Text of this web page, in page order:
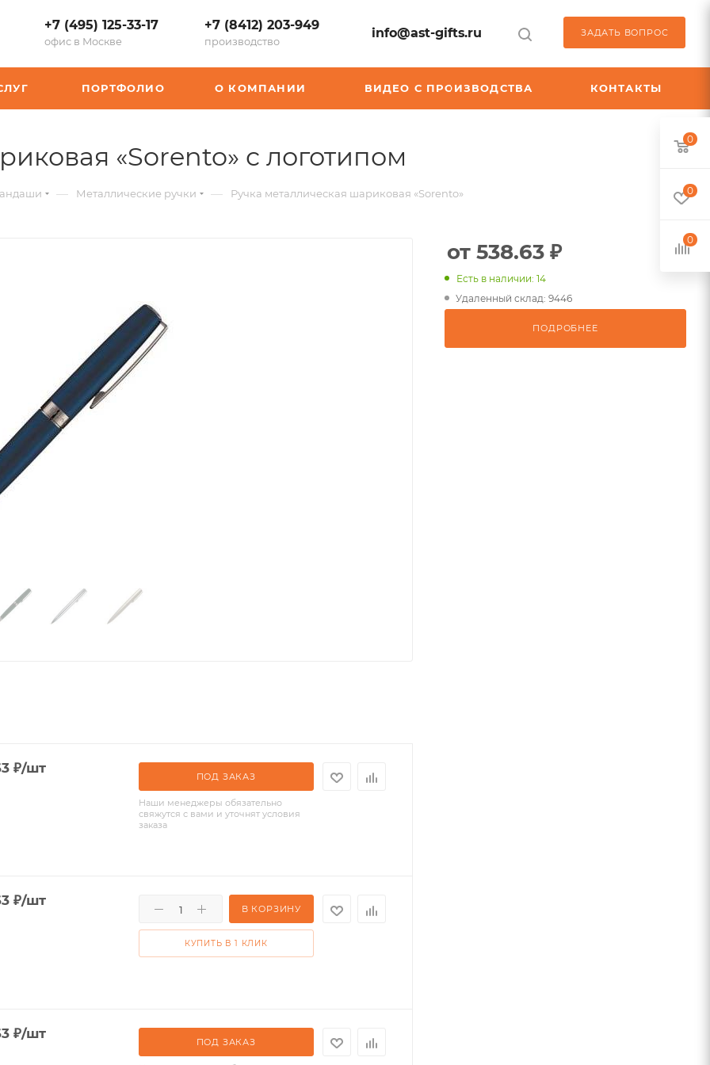
+7 (495) 125-33-17
офис в Москве
+7 (8412) 203-949
производство
info@ast-gifts.ru ЗАДАТЬ ВОПРОС
ПОРТФОЛИО О КОМПАНИИ ВИДЕО С ПРОИЗВОДСТВА КОНТАКТЫ
«Sorento» с логотипом
арт.:
0333
— Металлические ручки — Ручка металлическая шариковая «Sorento»
₽/шт
ПОД ЗАКАЗ
Наши менеджеры обязательно
свяжутся с вами и уточнят условия
заказа
₽/шт
В КОРЗИНУ
КУПИТЬ В 1 КЛИК
₽/шт
ПОД ЗАКАЗ
от 538.63 ₽
Есть в наличии: 14
Удаленный склад: 9446
ПОДРОБНЕЕ
0
0
0